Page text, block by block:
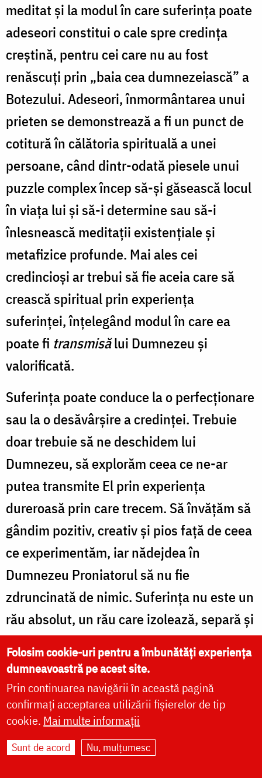
meditat și la modul în care suferinţa poate
adeseori constitui o cale spre credinţa
creştină, pentru cei care nu au fost
renăscuți prin „baia cea dumnezeiască” a
Botezului. Adeseori, înmormântarea unui
prieten se demonstrează a fi un punct de
cotitură în călătoria spirituală a unei
persoane, când dintr-odată piesele unui
puzzle complex încep să-şi găsească locul
în viața lui și să-i determine sau să-i
înlesnească meditații existențiale și
metafizice profunde. Mai ales cei
credincioşi ar trebui să fie aceia care să
crească spiritual prin experienţa
suferinţei, înțelegând modul în care ea
poate fi transmisălui Dumnezeu și
valorificată.
Suferinţa poate conduce la o perfecţionare
sau la o desăvârșire a credinţei. Trebuie
doar trebuie să ne deschidem lui
Dumnezeu, să explorăm ceea ce ne-ar
putea transmite El prin experienţa
dureroasă prin care trecem. Să învăţăm să
gândim pozitiv, creativ și pios faţă de ceea
ce experimentăm, iar nădejdea în
Dumnezeu Proniatorul să nu fie
zdruncinată de nimic. Suferința nu este un
rău absolut, un rău care izolează, separă și
însingurează, ci dimpotrivă, ea poate naște
legături inter-umane și comuniune cu
ceilalți semeni ai noștri.
Folosim cookie-uri pentru a îmbunătăți experiența
dumneavoastră pe acest site.
Prin continuarea navigării în această pagină
confirmați acceptarea utilizării fișierelor de tip
cookie. Mai multe informații
Sunt de acord Nu, mulțumesc